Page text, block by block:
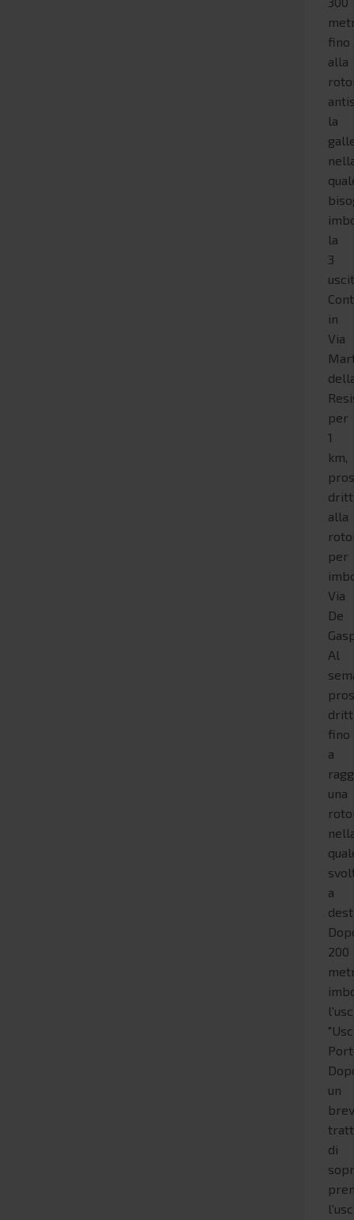
fino
alla
la
la
3
in
Via
per
1
km,
alla
per
Via
De
Al
fino
a
una
a
200
un
di